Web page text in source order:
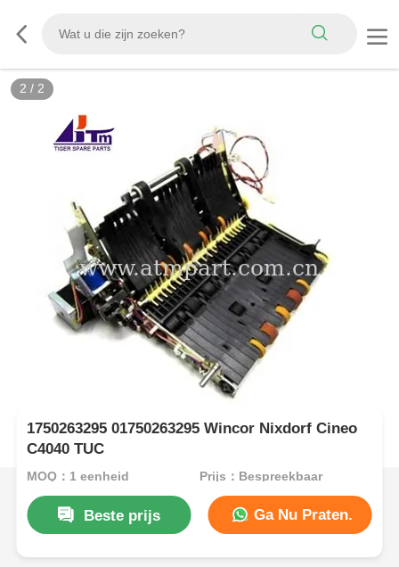
2 / 2
1750263295 01750263295 Wincor Nixdorf Cineo
C4040 TUC
MOQ：1 eenheid Prijs：Bespreekbaar
Beste prijs Ga Nu Praten.